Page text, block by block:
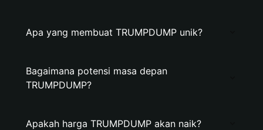
Apa yang membuat TRUMPDUMP unik?
Bagaimana potensi masa depan
TRUMPDUMP?
Apakah harga TRUMPDUMP akan naik?